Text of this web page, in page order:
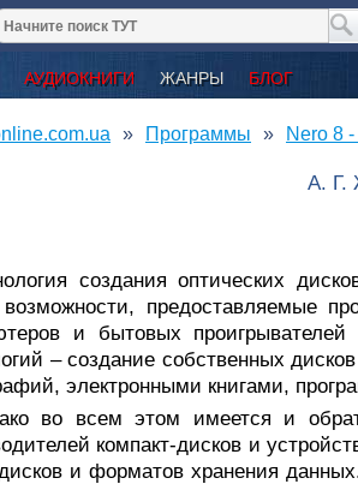
АУДИОКНИГИ ЖАНРЫ БЛОГ
Программы Nero 8
А.
создания оптических
предоставляемые
и бытовых
– создание собственных
электронными книгами,
во всем этом имеется и
компакт-дисков и
и форматов хранения